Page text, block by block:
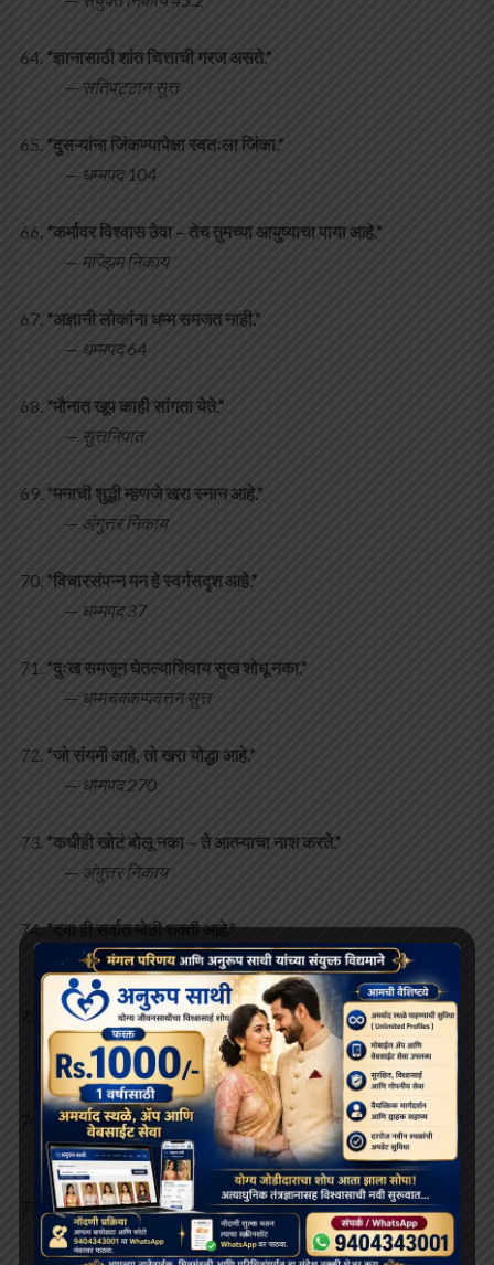
“ज्ञानासाठी शांत चित्ताची गरज असते.”
— सतिपट्टान सुत्त
“दुसऱ्यांना जिंकण्यापेक्षा स्वतःला जिंका.”
— धम्मपद 104
“कर्मावर विश्वास ठेवा – तेच तुमच्या आयुष्याचा पाया आहे.”
— मज्झिम निकाय
“अज्ञानी लोकांना धम्म समजत नाही.”
— धम्मपद 64
“मौनात खूप काही सांगता येते.”
— सुत्तनिपात
“मनाची शुद्धी म्हणजे खरा स्नान आहे.”
— अंगुत्तर निकाय
“विचारसंपन्न मन हे स्वर्गसदृश आहे.”
— धम्मपद 37
“दुःख समजून घेतल्याशिवाय सुख शोधू नका.”
— धम्मचक्कप्पवत्तन सुत्त
“जो संयमी आहे, तो खरा योद्धा आहे.”
— धम्मपद 270
“कधीही खोटं बोलू नका – ते आत्म्याचा नाश करते.”
— अंगुत्तर निकाय
“दया ही सर्वात मोठी शक्ती आहे.”
—सुत्तनिपात
“जगाचा उद्धार फक्त धम्मानेच शक्य आहे.”
—
धम्मसंघणी
“दुसऱ्यांना दोष देणं सोपं असतं, पण स्वतःला तपासणं हेच खरे धम्म आहे.”
—धम्मपद 252
“बुद्धीमान माणूस अपमानानंही ढळत नाही.”
—धम्मपद 94